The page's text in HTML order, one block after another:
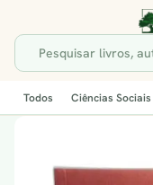
Todos Ciências Sociais